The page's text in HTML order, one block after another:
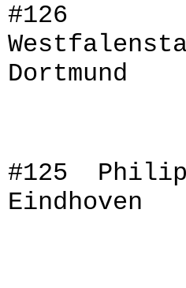
#126
Dortmund
#125
Eindhoven